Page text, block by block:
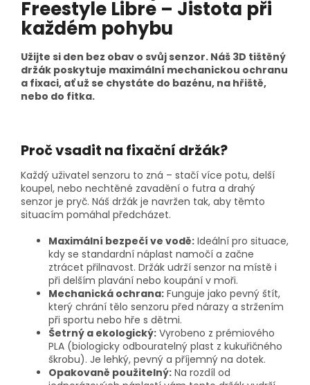
Freestyle Libre – Jistota při
každém pohybu
Užijte si den bez obav o svůj senzor. Náš 3D tištěný
držák poskytuje maximální mechanickou ochranu
a fixaci, ať už se chystáte do bazénu, na hřiště,
nebo do fitka.
Proč vsadit na fixační držák?
Každý uživatel senzoru to zná – stačí více potu, delší
koupel, nebo nechtěné zavadění o futra a drahý
senzor je pryč. Náš držák je navržen tak, aby těmto
situacím pomáhal předcházet.
Maximální bezpečí ve vodě: Ideální pro situace,
kdy se standardní náplast namočí a začne
ztrácet přilnavost. Držák udrží senzor na místě i
při delším plavání nebo koupání v moři.
Mechanická ochrana: Funguje jako pevný štít,
který chrání tělo senzoru před nárazy a stržením
při sportu nebo hře s dětmi.
Šetrný a ekologický: Vyrobeno z prémiového
PLA (biologicky odbouratelný plast z kukuřičného
škrobu). Je lehký, pevný a příjemný na dotek.
Opakovaně použitelný: Na rozdíl od